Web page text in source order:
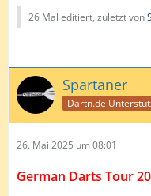
26 Mal editiert, zuletzt von
Spartaner
Dartn.de
26. Mai 2025 um 08:01
German Darts Tour